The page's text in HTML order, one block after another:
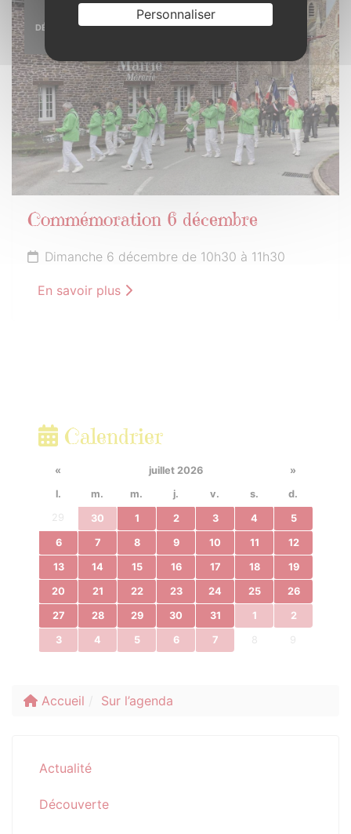
DÉCEMBRE
Commémoration 6 décembre
Dimanche 6 décembre de 10h30 à 11h30
En savoir plus
Calendrier
« juillet 2026
»
l.
m. m. j. v. s.
d.
29
30 1 2 3 4 5
6 7 8 9 10 11 12
13 14 15 16 17 18 19
20 21 22 23 24 25 26
27 28 29 30 31 1 2
3 4 5 6 7 8 9
Accueil Sur l’agenda
Actualité
Découverte
Personnaliser